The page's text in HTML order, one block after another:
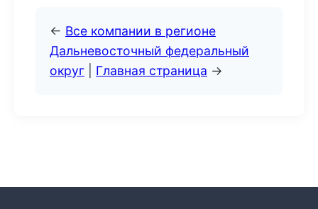
← Все компании в регионе
Дальневосточный федеральный
округ
Главная страница →